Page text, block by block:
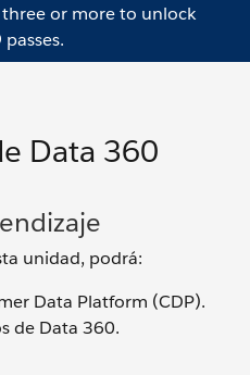
or more to unlock
Data 360
unidad, podrá:
Data Platform (CDP).
de Data 360.